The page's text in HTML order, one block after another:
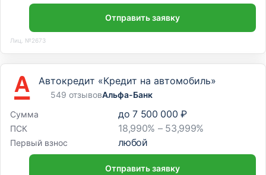
Отправить заявку
Лиц. №2673
Автокредит «Кредит на автомобиль»
549 отзывовАльфа-Банк
Сумма
до 7 500 000 ₽
ПСК 18,990% – 53,999%
Первый взнос любой
Отправить заявку